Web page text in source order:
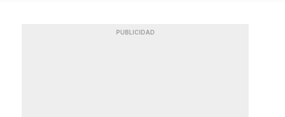
PUBLICIDAD